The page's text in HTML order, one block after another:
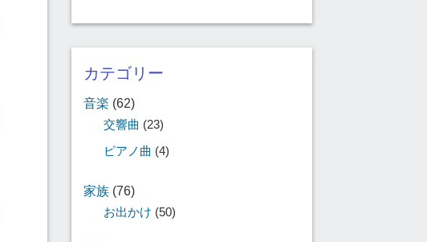
カテゴリー
音楽 (62)
交響曲 (23)
ピアノ曲 (4)
家族 (76)
お出かけ (50)